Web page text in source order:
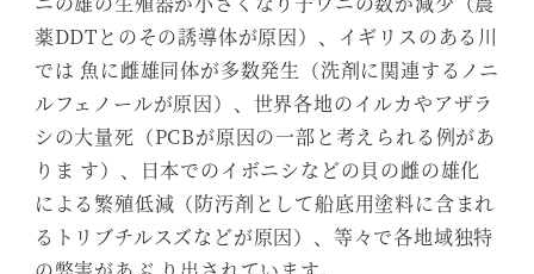
薬DDTとのその誘導体が原因）、イギリスのある川
では 魚に雌雄同体が多数発生（洗剤に関連するノニ
ルフェノールが原因）、世界各地のイルカやアザラ
シの大量死（PCBが原因の一部と考えられる例があ
りま す）、日本でのイボニシなどの貝の雌の雄化
による繁殖低減（防汚剤として船底用塗料に含まれ
るトリブチルスズなどが原因）、等々で各地域独特